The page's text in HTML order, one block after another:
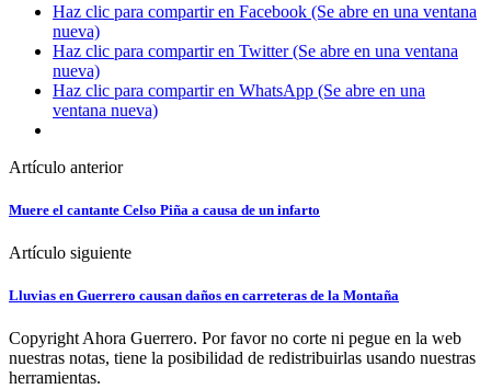
Haz clic para compartir en Facebook (Se abre en una ventana
nueva)
Haz clic para compartir en Twitter (Se abre en una ventana
nueva)
Haz clic para compartir en WhatsApp (Se abre en una
ventana nueva)
Artículo anterior
Muere el cantante Celso Piña a causa de un infarto
Artículo siguiente
Lluvias en Guerrero causan daños en carreteras de la Montaña
Copyright Ahora Guerrero. Por favor no corte ni pegue en la web
nuestras notas, tiene la posibilidad de redistribuirlas usando nuestras
herramientas.